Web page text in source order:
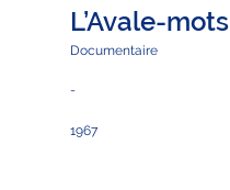
L’Avale-mots
Documentaire
-
1967